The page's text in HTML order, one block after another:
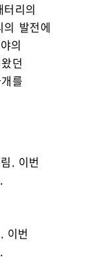
리의
발전에
의
던
를
이번